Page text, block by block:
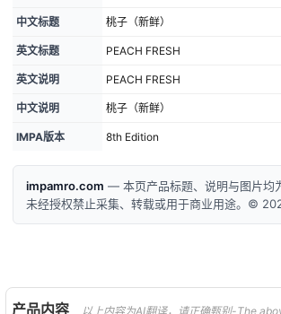
中文标题 桃子（新鲜）
英文标题 PEACH FRESH
英文说明 PEACH FRESH
中文说明 桃子（新鲜）
IMPA版本 8th Edition
impamro.com — 本页产品标题、说明与图片均
未经授权禁止采集、转载或用于商业用途。©
产品内容
以上内容为AI翻译，请正确甄别-The